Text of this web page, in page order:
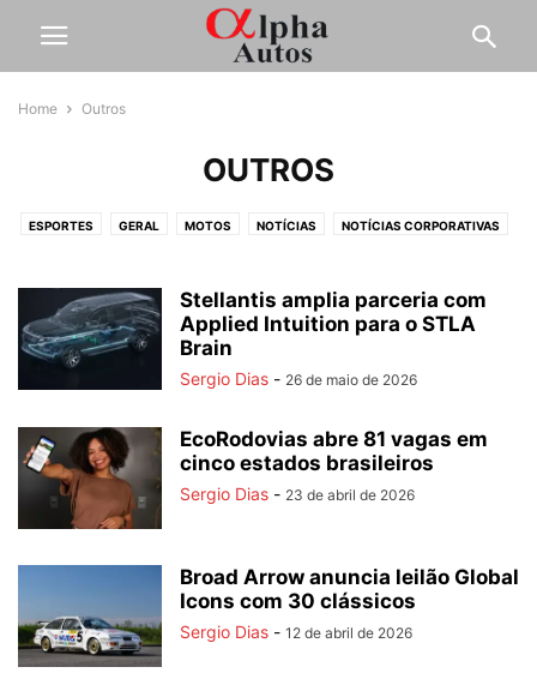
Home Outros
OUTROS
ESPORTES GERAL MOTOS NOTÍCIAS NOTÍCIAS CORPORATIVAS
Stellantis amplia parceria com
Applied Intuition para o STLA
Brain
Sergio Dias - 26 de maio de 2026
EcoRodovias abre 81 vagas em
cinco estados brasileiros
Sergio Dias - 23 de abril de 2026
Broad Arrow anuncia leilão Global
Icons com 30 clássicos
Sergio Dias - 12 de abril de 2026